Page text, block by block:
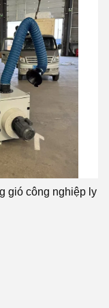
gió công nghiệp ly